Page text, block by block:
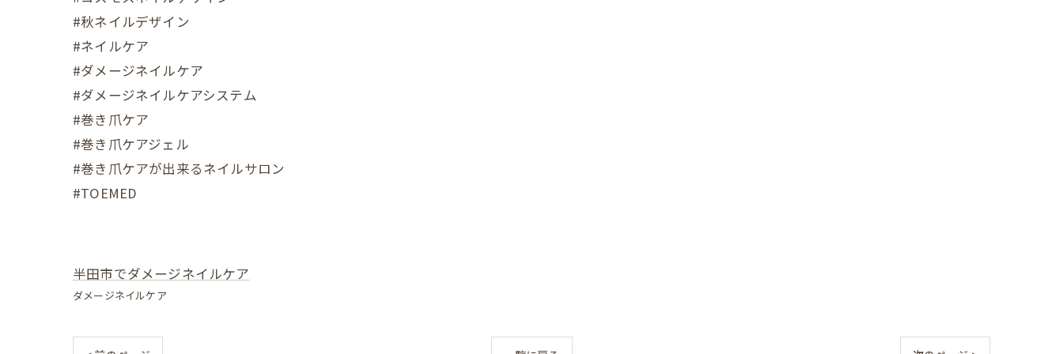
#秋ネイルデザイン
#ネイルケア
#ダメージネイルケア
#ダメージネイルケアシステム
#巻き爪ケア
#巻き爪ケアジェル
#巻き爪ケアが出来るネイルサロン
#TOEMED
半田市でダメージネイルケア
ダメージネイルケア